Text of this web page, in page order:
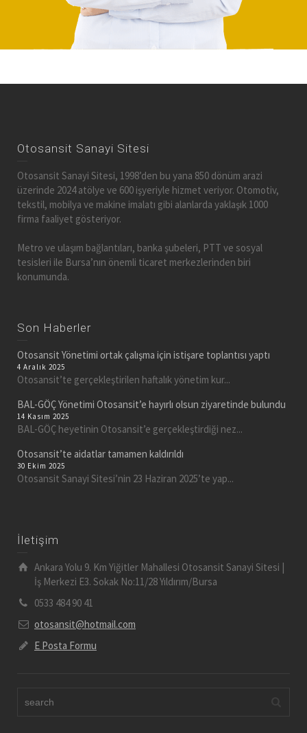
Otosansit Sanayi Sitesi
Otosansit Sanayi Sitesi, 1998’den bu yana 850 dönüm arazi
üzerinde 2024 atölye ve 600 işyeriyle hizmet veriyor. Otomotiv,
tekstil, mobilya ve makine imalatı gibi alanlarda yaklaşık 1000
firma faaliyet gösteriyor.
Metro ve ulaşım bağlantıları, banka şubeleri, PTT ve sosyal
tesisleri ile Bursa’nın önemli ticaret merkezlerinden biri
konumunda.
Son Haberler
Otosansit Yönetimi ortak çalışma için istişare toplantısı yaptı
4 Aralık 2025
Otosansit’te gerçekleştirilen haftalık yönetim kur...
BAL-GÖÇ Yönetimi Otosansit’e hayırlı olsun ziyaretinde bulundu
14 Kasım 2025
BAL-GÖÇ heyetinin Otosansit’e gerçekleştirdiği nez...
Otosansit’te aidatlar tamamen kaldırıldı
30 Ekim 2025
Otosansit Sanayi Sitesi’nin 23 Haziran 2025’te yap...
İletişim
Ankara Yolu 9. Km Yiğitler Mahallesi Otosansit Sanayi Sitesi |
İş Merkezi E3. Sokak No:11/28 Yıldırım/Bursa
0533 484 90 41
otosansit@hotmail.com
E Posta Formu